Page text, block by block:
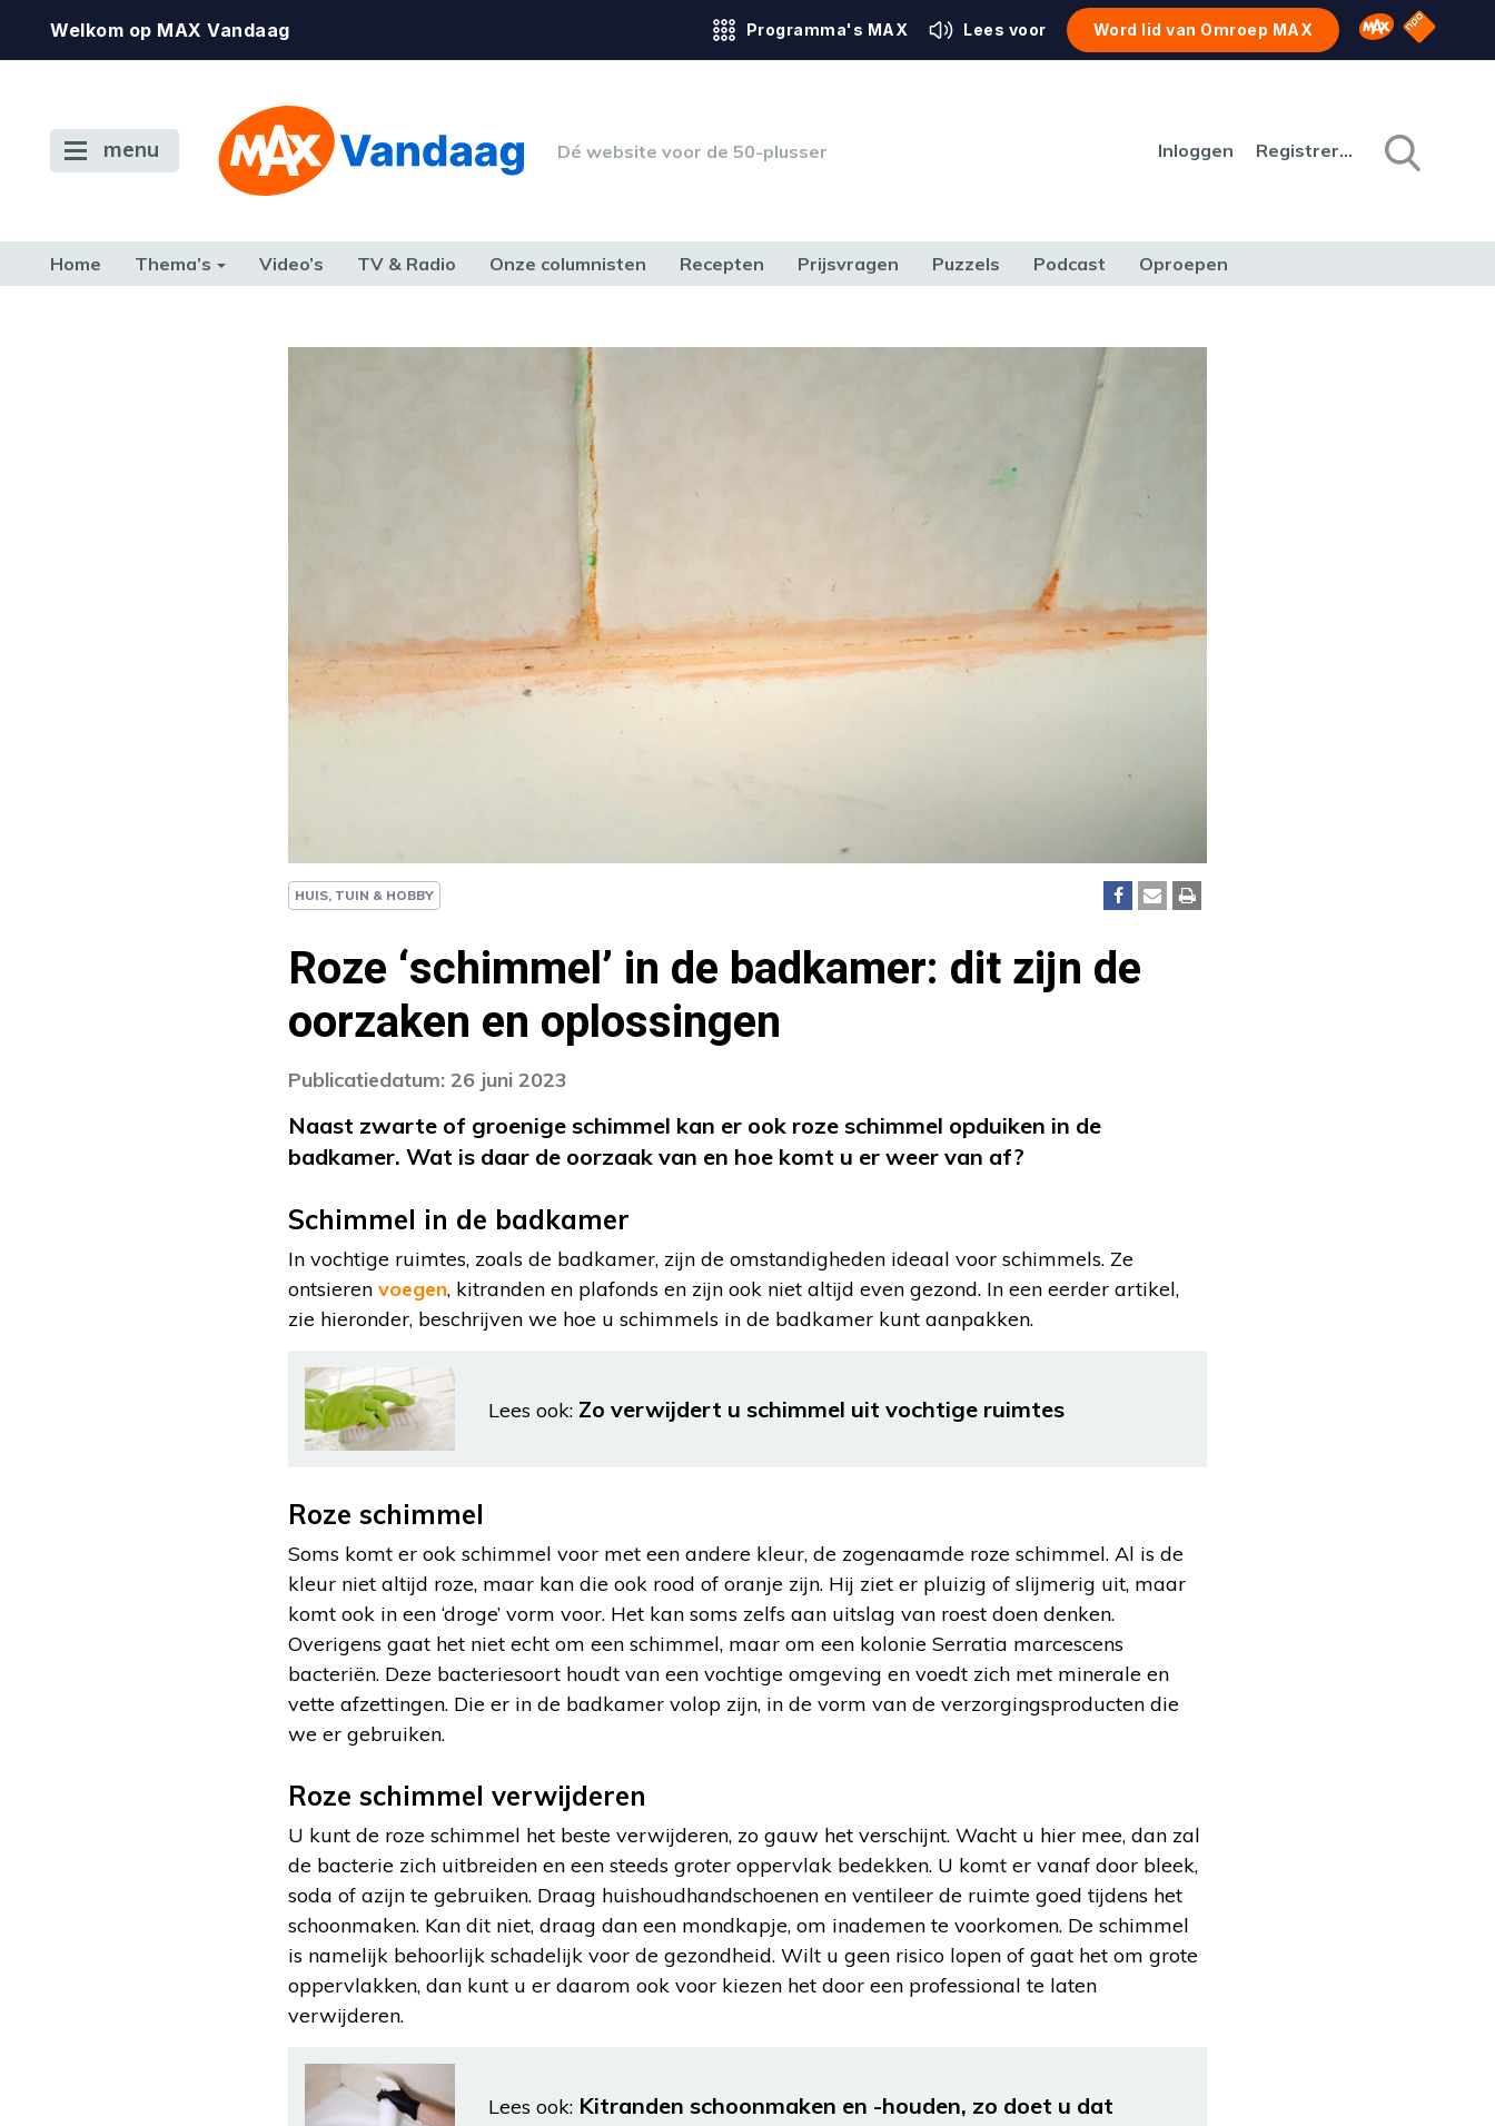
Welkom op MAX Vandaag Programma's MAX Lees voor Word lid van Omroep MAX Omroep MAX
NPO
menu Dé website voor de 50-plusser Inloggen Registreren
Home Thema’s Video’s TV & Radio Onze columnisten Recepten Prijsvragen Puzzels Podcast Oproepen
HUIS, TUIN & HOBBY
Roze ‘schimmel’ in de badkamer: dit zijn de
oorzaken en oplossingen
Publicatiedatum: 26 juni 2023
Naast zwarte of groenige schimmel kan er ook roze schimmel opduiken in de
badkamer. Wat is daar de oorzaak van en hoe komt u er weer van af?
Schimmel in de badkamer
In vochtige ruimtes, zoals de badkamer, zijn de omstandigheden ideaal voor schimmels. Ze
ontsieren voegen, kitranden en plafonds en zijn ook niet altijd even gezond. In een eerder artikel,
zie hieronder, beschrijven we hoe u schimmels in de badkamer kunt aanpakken.
Lees ook: Zo verwijdert u schimmel uit vochtige ruimtes
Roze schimmel
Soms komt er ook schimmel voor met een andere kleur, de zogenaamde roze schimmel. Al is de
kleur niet altijd roze, maar kan die ook rood of oranje zijn. Hij ziet er pluizig of slijmerig uit, maar
komt ook in een ‘droge’ vorm voor. Het kan soms zelfs aan uitslag van roest doen denken.
Overigens gaat het niet echt om een schimmel, maar om een kolonie Serratia marcescens
bacteriën. Deze bacteriesoort houdt van een vochtige omgeving en voedt zich met minerale en
vette afzettingen. Die er in de badkamer volop zijn, in de vorm van de verzorgingsproducten die
we er gebruiken.
Roze schimmel verwijderen
U kunt de roze schimmel het beste verwijderen, zo gauw het verschijnt. Wacht u hier mee, dan zal
de bacterie zich uitbreiden en een steeds groter oppervlak bedekken. U komt er vanaf door bleek,
soda of azijn te gebruiken. Draag huishoudhandschoenen en ventileer de ruimte goed tijdens het
schoonmaken. Kan dit niet, draag dan een mondkapje, om inademen te voorkomen. De schimmel
is namelijk behoorlijk schadelijk voor de gezondheid. Wilt u geen risico lopen of gaat het om grote
oppervlakken, dan kunt u er daarom ook voor kiezen het door een professional te laten
verwijderen.
Lees ook: Kitranden schoonmaken en -houden, zo doet u dat